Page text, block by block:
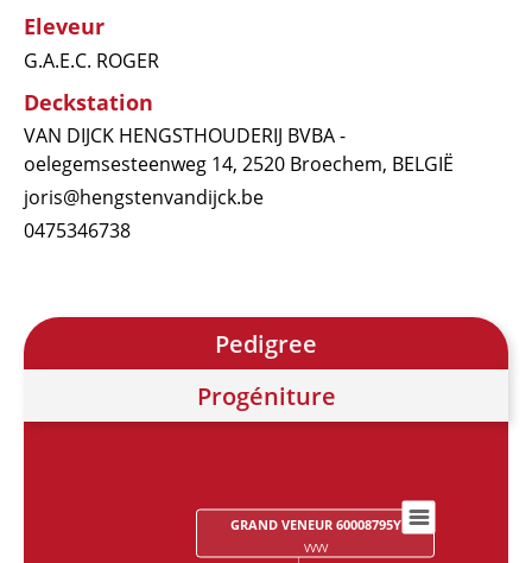
Eleveur
G.A.E.C. ROGER
Deckstation
VAN DIJCK HENGSTHOUDERIJ BVBA -
oelegemsesteenweg 14, 2520 Broechem, BELGIË
joris@hengstenvandijck.be
0475346738
Pedigree
Progéniture
GRAND VENEUR 60008795Y
VVVV